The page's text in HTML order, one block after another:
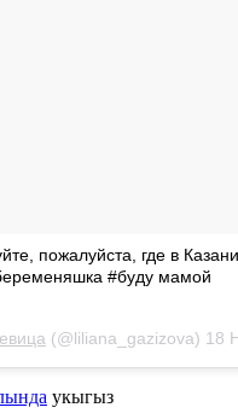
пожалуйста, где в
#буду мамой
(@liliana_gazizova) 18
укыгыз